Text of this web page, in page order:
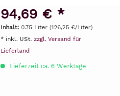
94,69 € *
Inhalt: 0.75 Liter (126,25 €/Liter)
* inkl. USt. zzgl. Versand für
Lieferland
Lieferzeit ca. 6 Werktage